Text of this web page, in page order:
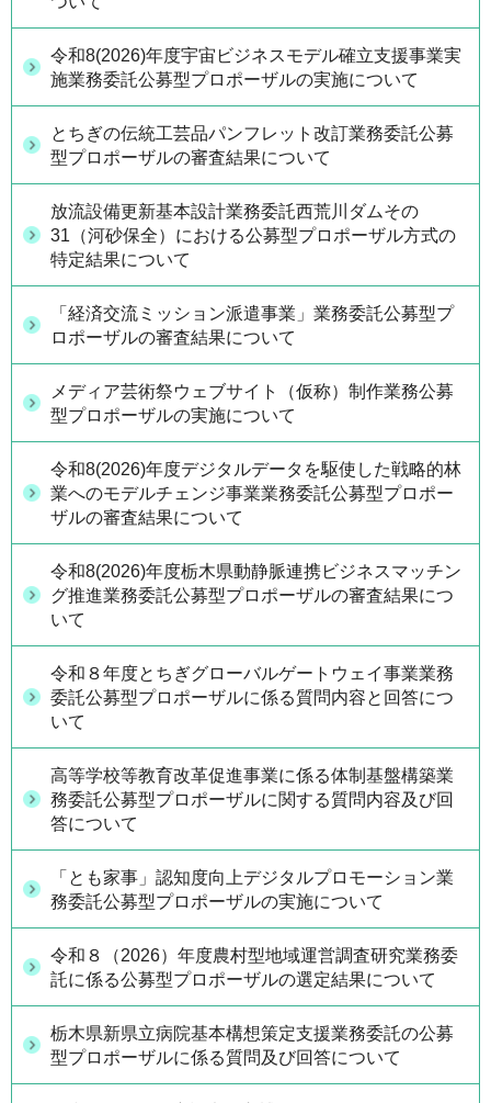
令和8(2026)年度宇宙ビジネスモデル確立支援事業実
施業務委託公募型プロポーザルの実施について
とちぎの伝統工芸品パンフレット改訂業務委託公募
型プロポーザルの審査結果について
放流設備更新基本設計業務委託西荒川ダムその
31（河砂保全）における公募型プロポーザル方式の
特定結果について
「経済交流ミッション派遣事業」業務委託公募型プ
ロポーザルの審査結果について
メディア芸術祭ウェブサイト（仮称）制作業務公募
型プロポーザルの実施について
令和8(2026)年度デジタルデータを駆使した戦略的林
業へのモデルチェンジ事業業務委託公募型プロポー
ザルの審査結果について
令和8(2026)年度栃木県動静脈連携ビジネスマッチン
グ推進業務委託公募型プロポーザルの審査結果につ
いて
令和８年度とちぎグローバルゲートウェイ事業業務
委託公募型プロポーザルに係る質問内容と回答につ
いて
高等学校等教育改革促進事業に係る体制基盤構築業
務委託公募型プロポーザルに関する質問内容及び回
答について
「とも家事」認知度向上デジタルプロモーション業
務委託公募型プロポーザルの実施について
令和８（2026）年度農村型地域運営調査研究業務委
託に係る公募型プロポーザルの選定結果について
栃木県新県立病院基本構想策定支援業務委託の公募
型プロポーザルに係る質問及び回答について